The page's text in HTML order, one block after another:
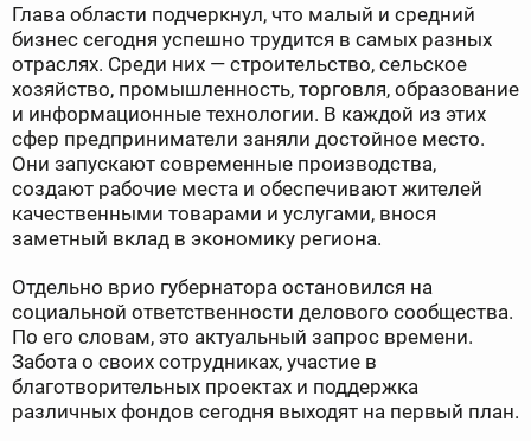
Глава области подчеркнул, что малый и средний
бизнес сегодня успешно трудится в самых разных
отраслях. Среди них — строительство, сельское
хозяйство, промышленность, торговля, образование
и информационные технологии. В каждой из этих
сфер предприниматели заняли достойное место.
Они запускают современные производства,
создают рабочие места и обеспечивают жителей
качественными товарами и услугами, внося
заметный вклад в экономику региона.
Отдельно врио губернатора остановился на
социальной ответственности делового сообщества.
По его словам, это актуальный запрос времени.
Забота о своих сотрудниках, участие в
благотворительных проектах и поддержка
различных фондов сегодня выходят на первый план.